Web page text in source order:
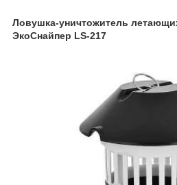
Ловушка-уничтожитель
ЭкоСнайпер LS-217